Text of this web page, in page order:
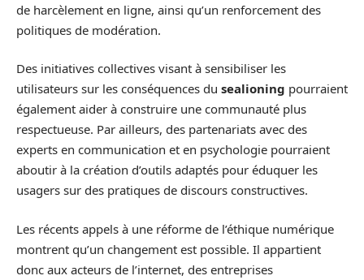
de harcèlement en ligne, ainsi qu’un renforcement des
politiques de modération.
Des initiatives collectives visant à sensibiliser les
utilisateurs sur les conséquences du sealioning pourraient
également aider à construire une communauté plus
respectueuse. Par ailleurs, des partenariats avec des
experts en communication et en psychologie pourraient
aboutir à la création d’outils adaptés pour éduquer les
usagers sur des pratiques de discours constructives.
Les récents appels à une réforme de l’éthique numérique
montrent qu’un changement est possible. Il appartient
donc aux acteurs de l’internet, des entreprises